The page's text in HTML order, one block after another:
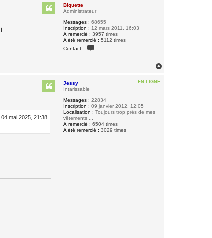
Biquette
Administrateur
Messages : 68655
Inscription : 12 mars 2011, 16:03
A remercié : 3957 times
A été remercié : 5112 times
Contact :
B
i
q
e
t
EN LIGNE
Jessy
Intarissable
Messages : 22834
Inscription : 09 janvier 2012, 12:05
Localisation : Toujours trop près de mes
vêtements ...
A remercié : 6504 times
A été remercié : 3029 times
04 mai 2025, 21:38